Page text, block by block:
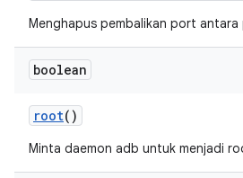
Menghapus pembalikan port
boolean
root()
Minta daemon adb untuk menjadi